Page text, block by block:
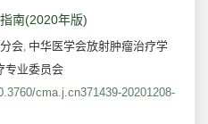
南(2020年版)
会, 中华医学会放射肿瘤治疗学
专业委员会
cma.j.cn371439-20201208-